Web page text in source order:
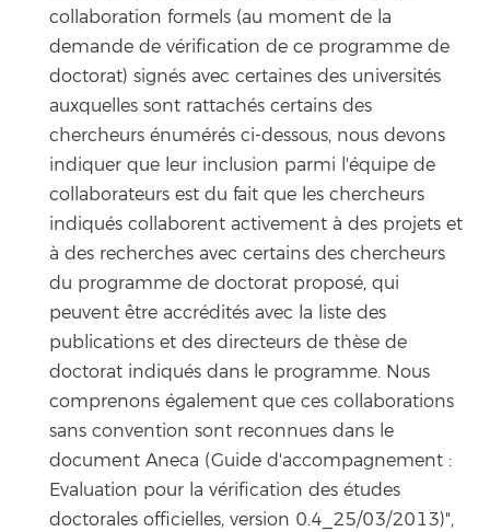
collaboration formels (au moment de la
demande de vérification de ce programme de
doctorat) signés avec certaines des universités
auxquelles sont rattachés certains des
chercheurs énumérés ci-dessous, nous devons
indiquer que leur inclusion parmi l'équipe de
collaborateurs est du fait que les chercheurs
indiqués collaborent activement à des projets et
à des recherches avec certains des chercheurs
du programme de doctorat proposé, qui
peuvent être accrédités avec la liste des
publications et des directeurs de thèse de
doctorat indiqués dans le programme. Nous
comprenons également que ces collaborations
sans convention sont reconnues dans le
document Aneca (Guide d'accompagnement :
Evaluation pour la vérification des études
doctorales officielles, version 0.4_25/03/2013)",